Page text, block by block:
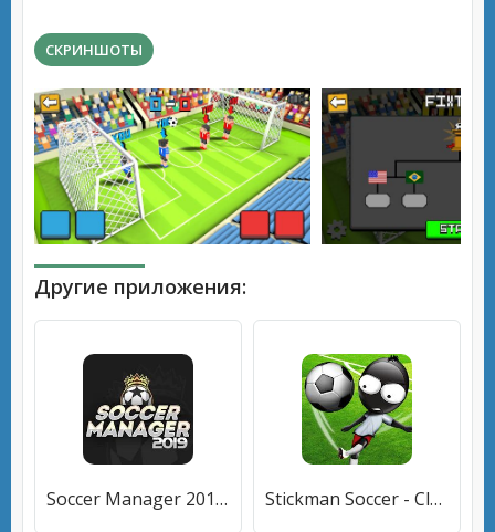
СКРИНШОТЫ
Другие приложения:
Soccer Manager 2019 - SE/Футбольный менеджер 2019 Stickman Soccer - Classic